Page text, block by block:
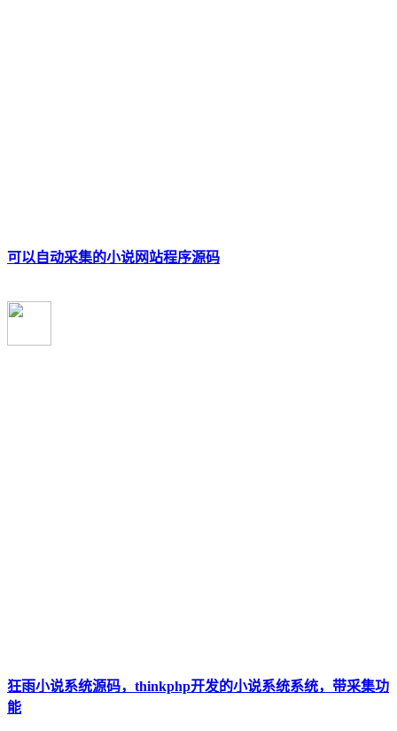
可以自动采集的小说网站程序源码
狂雨小说系统源码，thinkphp开发的小说系统系统，带采集功
能